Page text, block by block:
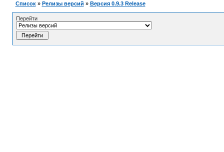
Список » Релизы версий » Версия 0.9.3 Release
Перейти